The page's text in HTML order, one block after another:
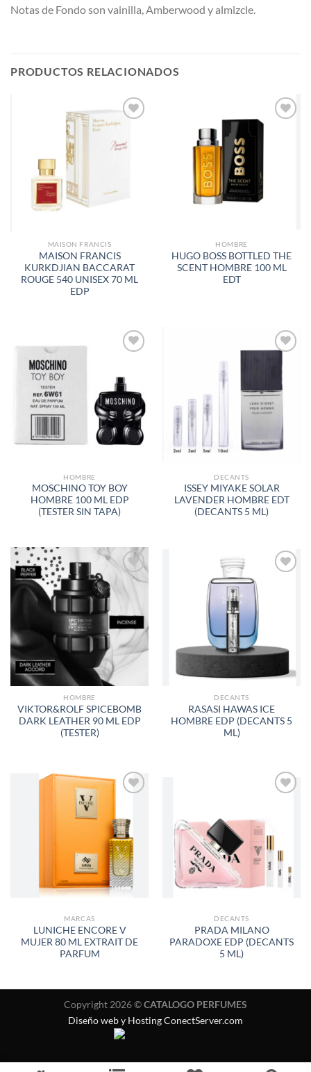
Notas de Fondo son vainilla, Amberwood y almizcle.
PRODUCTOS RELACIONADOS
A LA
MAISON FRANCIS
MAISON FRANCIS
KURKDJIAN BACCARAT
ROUGE 540 UNISEX 70 ML
EDP
DESEOS
HOMBRE
HUGO BOSS BOTTLED THE
SCENT HOMBRE 100 ML
EDT
A LA
LISTA
DE
DESEOS
HOMBRE
MOSCHINO TOY BOY
HOMBRE 100 ML EDP
(TESTER SIN TAPA)
AÑADIR
DE
DESEOS
DECANTS
ISSEY MIYAKE SOLAR
LAVENDER HOMBRE EDT
(DECANTS 5 ML)
AÑADIR
A LA
LISTA
DE
DESEOS
HOMBRE
VIKTOR&ROLF SPICEBOMB
DARK LEATHER 90 ML EDP
(TESTER)
AÑADIR
LISTA
DESEOS
DECANTS
RASASI HAWAS ICE
HOMBRE EDP (DECANTS 5
ML)
AÑADIR
A LA
LISTA
DE
DESEOS
MARCAS
LUNICHE ENCORE V
MUJER 80 ML EXTRAIT DE
PARFUM
LISTA
DESEOS
DECANTS
PRADA MILANO
PARADOXE EDP (DECANTS
5 ML)
Copyright 2026 ©CATALOGO PERFUMES
Diseño web y Hosting ConectServer.com